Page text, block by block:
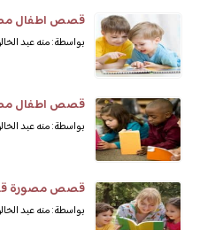
قصص اطفال
بواسطة: منه عبد
قصص اطفال
بواسطة: منه عبد
قصص مصورة
بواسطة: منه عبد